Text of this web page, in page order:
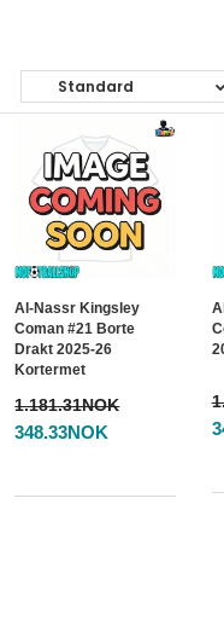
Al-Nassr Kingsley
Coman #21 Borte
Drakt 2025-26
Kortermet
1.181.31NOK
348.33NOK